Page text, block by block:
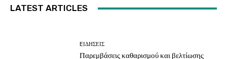
LATEST ARTICLES
EΙΔΗΣΕΙΣ
Παρεμβάσεις καθαρισμού και βελτίωσης